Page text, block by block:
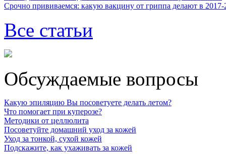
Срочно прививаемся: какую вакцину от гриппа делают в 2017-
Все статьи
Обсуждаемые вопросы
Какую эпиляцию Вы посоветуете делать летом?
Что помогает при куперозе?
Методики от целлюлита
Посоветуйте домашний уход за кожей
Уход за тонкой, сухой кожей
Подскажите, как ухаживать за кожей